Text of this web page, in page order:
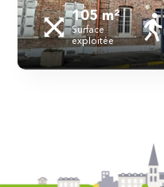
105 m²
Surface
exploitée